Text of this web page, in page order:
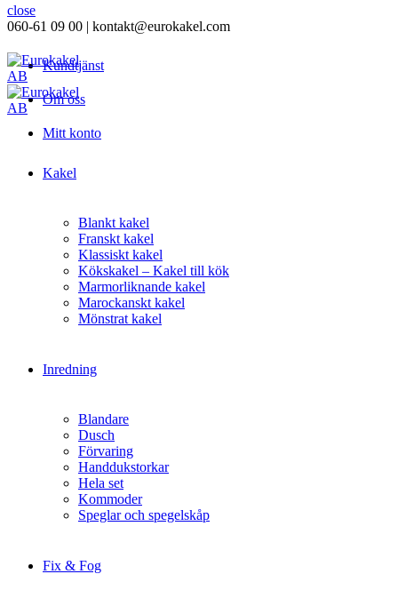
close
060-61 09 00 | kontakt@eurokakel.com
Kundtjänst
Om oss
Mitt konto
Kakel
Blankt kakel
Franskt kakel
Klassiskt kakel
Kökskakel – Kakel till kök
Marmorliknande kakel
Marockanskt kakel
Mönstrat kakel
Inredning
Blandare
Dusch
Förvaring
Handdukstorkar
Hela set
Kommoder
Speglar och spegelskåp
Fix & Fog